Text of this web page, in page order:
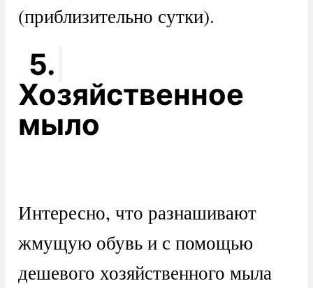
(приблизительно сутки).
5.
Хозяйственное
мыло
Интересно, что разнашивают
жмущую обувь и с помощью
дешевого хозяйственного мыла